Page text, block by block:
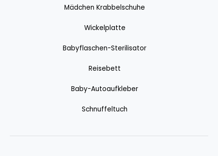
Mädchen Krabbelschuhe
Wickelplatte
Babyflaschen-Sterilisator
Reisebett
Baby-Autoaufkleber
Schnuffeltuch